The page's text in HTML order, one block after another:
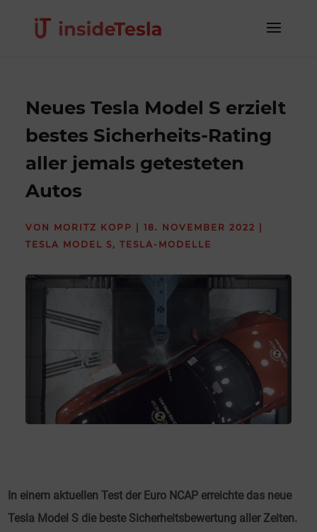
Neues Tesla Model S erzielt
bestes Sicherheits-Rating
aller jemals getesteten
Autos
VON MORITZ KOPP |18. NOVEMBER 2022
TESLA MODEL S,TESLA-MODELLE
In einem aktuellen Test der Euro NCAP erreichte das neue
Tesla Model S die beste Sicherheitsbewertung aller Zeiten.